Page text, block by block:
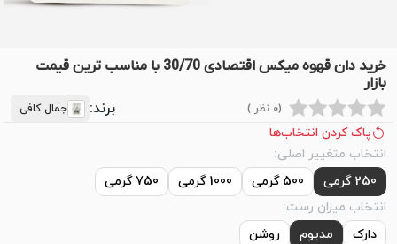
خرید دان قهوه میکس اقتصادی 30/70 با مناسب ترین قیمت
بازار
(0 نظر ) برند: جمال کافی
پاک کردن انتخاب‌ها
انتخاب متغییر اصلی:
250 گرمی
500 گرمی 1000 گرمی
750 گرمی
انتخاب میزان رست:
دارک
مدیوم روشن